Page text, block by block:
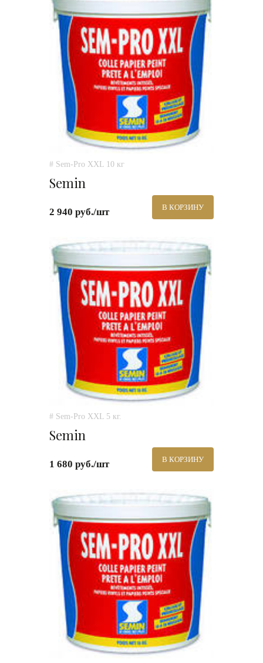
# Sem-Pro XXL 10 кг
Semin
2 940 руб./шт В КОРЗИНУ
# Sem-Pro XXL 5 кг.
Semin
1 680 руб./шт В КОРЗИНУ